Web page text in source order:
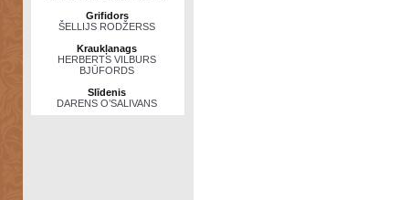
Grifidors
ŠELLIJS RODŽERSS
Kraukļanags
HERBERTS VILBURS
BJŪFORDS
Slīdenis
DARENS O’SALIVANS